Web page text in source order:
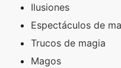
Ilusiones
Espectáculos de
Trucos de magia
Magos